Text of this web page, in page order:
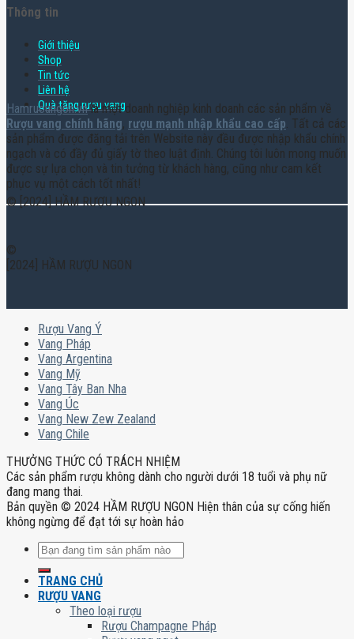
Thông tin
Giới thiệu
Shop
Tin tức
Liên hệ
Quà tặng rượu vang
Hamruoungon.vnlà một doanh nghiệp kinh doanh các sản phẩm về
Rượu vang chính hãng, rượu mạnh nhập khẩu cao cấp . Tất cả các
sản phẩm được đăng tải trên Website này đều được nhập khẩu chính
ngạch và có đầy đủ giấy tờ theo luật định. Chúng tôi luôn mong muốn
được sự lựa chọn và tin tưởng từ khách hàng, cũng như cam kết
phục vụ một cách tốt nhất!
© [2024] HẦM RƯỢU NGON
©
[2024] HẦM RƯỢU NGON
Rượu Vang Ý
Vang Pháp
Vang Argentina
Vang Mỹ
Vang Tây Ban Nha
Vang Úc
Vang New Zew Zealand
Vang Chile
THƯỞNG THỨC CÓ TRÁCH NHIỆM
Các sản phẩm rượu không dành cho người dưới 18 tuổi và phụ nữ
đang mang thai.
Bản quyền © 2024 HẦM RƯỢU NGON Hiện thân của sự cống hiến
không ngừng để đạt tới sự hoàn hảo
Tìm
kiếm:
TRANG CHỦ
RƯỢU VANG
Theo loại rượu
Rượu Champagne Pháp